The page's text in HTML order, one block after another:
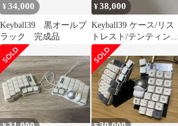
¥34,000
Keyball39 黒オールブ
ラック 完成品
¥38,000
Keyball39 ケース/リス
トレスト/テンティング
セット